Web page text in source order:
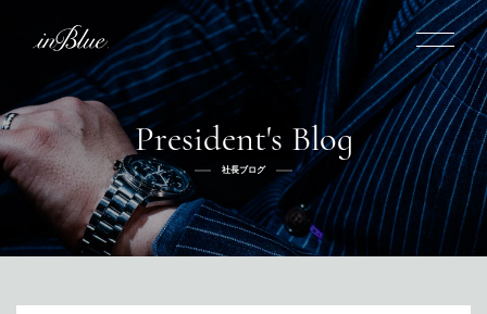
inBlueについて
inBlueの強み ヒストリー
オーダー方法
President's Blog
社長ブログ